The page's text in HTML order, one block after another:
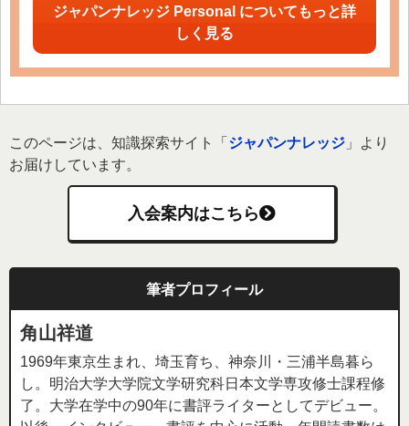
ジャパンナレッジ Personal についてもっと詳
しく見る
このページは、知識探索サイト「 ジャパンナレッジ 」より
お届けしています。
入会案内はこちら
筆者プロフィール
角山祥道
1969年東京生まれ、埼玉育ち、神奈川・三浦半島暮ら
し。明治大学大学院文学研究科日本文学専攻修士課程修
了。大学在学中の90年に書評ライターとしてデビュー。